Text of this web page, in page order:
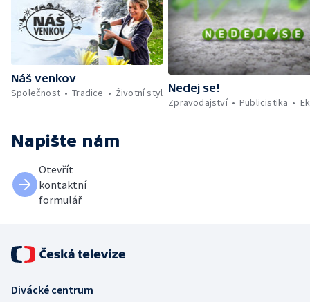
Náš venkov
Společnost
Tradice Životní styl Nedej se!
Zpravodajství
Publicistika
Napište nám
Otevřít
kontaktní
formulář
Divácké centrum